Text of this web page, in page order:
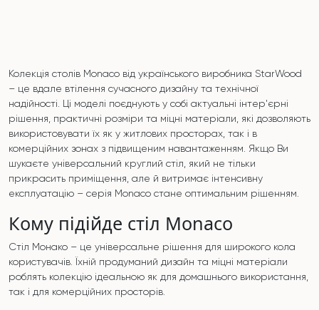
Колекція столів Monaco від українського виробника StarWood
– це вдале втілення сучасного дизайну та технічної
надійності. Ці моделі поєднують у собі актуальні інтер'єрні
рішення, практичні розміри та міцні матеріали, які дозволяють
використовувати їх як у житлових просторах, так і в
комерційних зонах з підвищеним навантаженням. Якщо Ви
шукаєте універсальний круглий стіл, який не тільки
прикрасить приміщення, але й витримає інтенсивну
експлуатацію – серія Monaco стане оптимальним рішенням.
Кому підійде стіл Monaco
Стіл Монако – це універсальне рішення для широкого кола
користувачів. Їхній продуманий дизайн та міцні матеріали
роблять колекцію ідеальною як для домашнього використання,
так і для комерційних просторів.